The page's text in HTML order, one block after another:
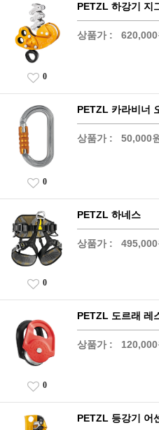
PETZL 하강기 지
상품가 : 620,000
0
PETZL 카라비너
상품가 : 50,000
0
PETZL 하네스
상품가 : 495,000
0
PETZL 도르래 레
상품가 : 120,000
0
PETZL 등강기 어